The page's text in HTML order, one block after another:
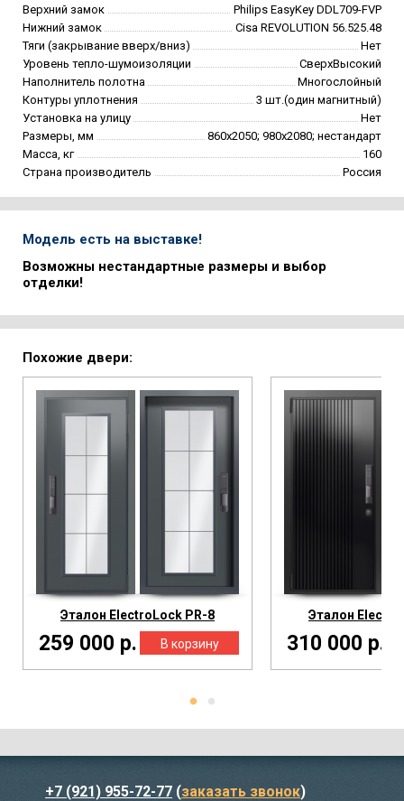
Верхний замок
Philips EasyKey DDL709-FVP
Нижний замок
Cisa REVOLUTION 56.525.48
Тяги (закрывание вверх/вниз)
Нет
Уровень тепло-шумоизоляции
СверхВысокий
Наполнитель полотна
Многослойный
Контуры уплотнения
3 шт.(один магнитный)
Установка на улицу
Нет
Размеры, мм
860х2050; 980х2080; нестандарт
Масса, кг
160
Страна производитель
Россия
Модель есть на выставке!
Возможны нестандартные размеры и выбор
отделки!
Похожие двери:
Эталон ElectroLock PR-8
259 000 р.
Эталон
310 000 р.
+7 (921) 955-72-77 (заказать звонок)